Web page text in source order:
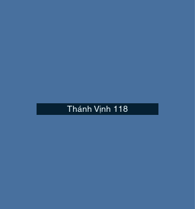
Thánh Vịnh 118